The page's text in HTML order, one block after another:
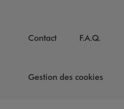
Contact F.A.Q.
Gestion des cookies